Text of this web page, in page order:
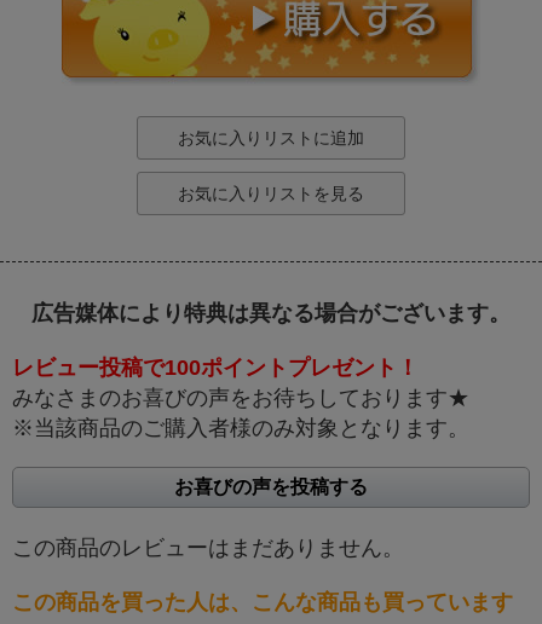
お気に入りリストに追加
お気に入りリストを見る
広告媒体により特典は異なる場合がございます。
レビュー投稿で100ポイントプレゼント！
みなさまのお喜びの声をお待ちしております★
※当該商品のご購入者様のみ対象となります。
お喜びの声を投稿する
この商品のレビューはまだありません。
この商品を買った人は、こんな商品も買っています